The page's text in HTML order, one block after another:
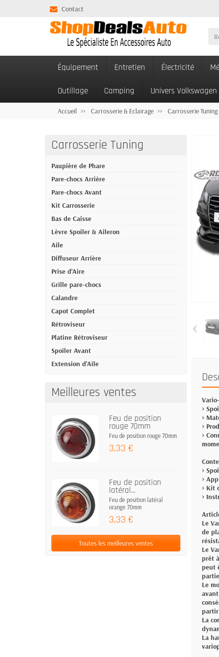
Contact
Équipement Entretien Électricité
Outillage Camping Univers Volkswagen
Accueil Carrosserie & Eclairage Carrosserie Tuning
Carrosserie Tuning
Paupière de Phare
Pare-chocs Arrière
Pare-chocs Avant
Kit Carrosserie
Bas de Caisse
Lèvre Spoiler & Aileron
Aile
Diffuseur Arrière
Prise d'Aire
Grille pare-chocs
Calandre
Capot Complet
Rétroviseur
Platine Rétroviseur
Spoiler Avant
Extension d'Aile
Meilleures ventes
Feu de position
rouge 70mm
Feu de position rouge 70mm
3,33 €
Feu de position
latéral...
Feu de position latéral
orange 70mm
3,33 €
Toutes les meilleures ventes
‹
>
>
>
>
>
>
> Kit
>
Le
de
Le
prêt
peut
Le
partir
La
La